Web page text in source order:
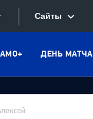
«Запад»
Сайты
ДЕНЬ МАТЧА